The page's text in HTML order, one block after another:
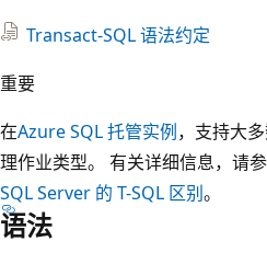
Transact-SQL 语法约定
重要
在Azure SQL 托管实例，支持大
理作业类型。 有关详细信息，请
SQL Server 的 T-SQL 区别。
语法